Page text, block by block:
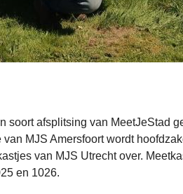
soort afsplitsing van MeetJeStad
MJS Amersfoort wordt
van MJS Utrecht over.
en 1026.